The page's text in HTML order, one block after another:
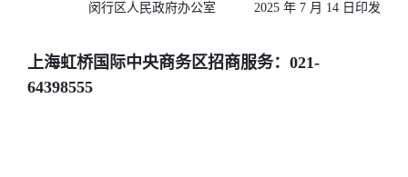
闵行区人民政府办公室 2025 年 7 月 14 日印发
上海虹桥国际中央商务区招商服务：021-
64398555